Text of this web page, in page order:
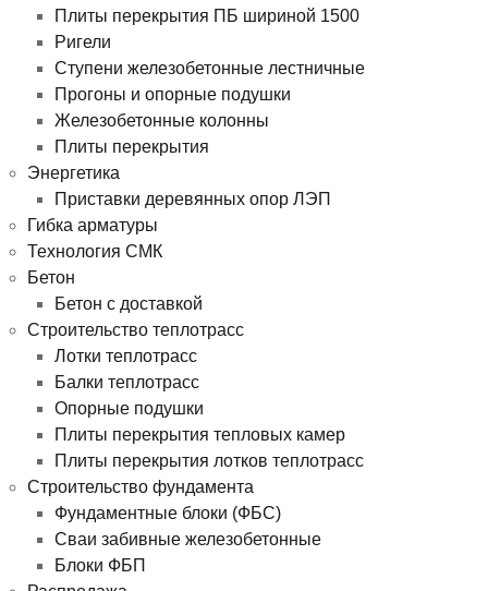
Плиты перекрытия ПБ шириной 1500
Ригели
Ступени железобетонные лестничные
Прогоны и опорные подушки
Железобетонные колонны
Плиты перекрытия
Энергетика
Приставки деревянных опор ЛЭП
Гибка арматуры
Технология СМК
Бетон
Бетон с доставкой
Строительство теплотрасс
Лотки теплотрасс
Балки теплотрасс
Опорные подушки
Плиты перекрытия тепловых камер
Плиты перекрытия лотков теплотрасс
Строительство фундамента
Фундаментные блоки (ФБС)
Сваи забивные железобетонные
Блоки ФБП